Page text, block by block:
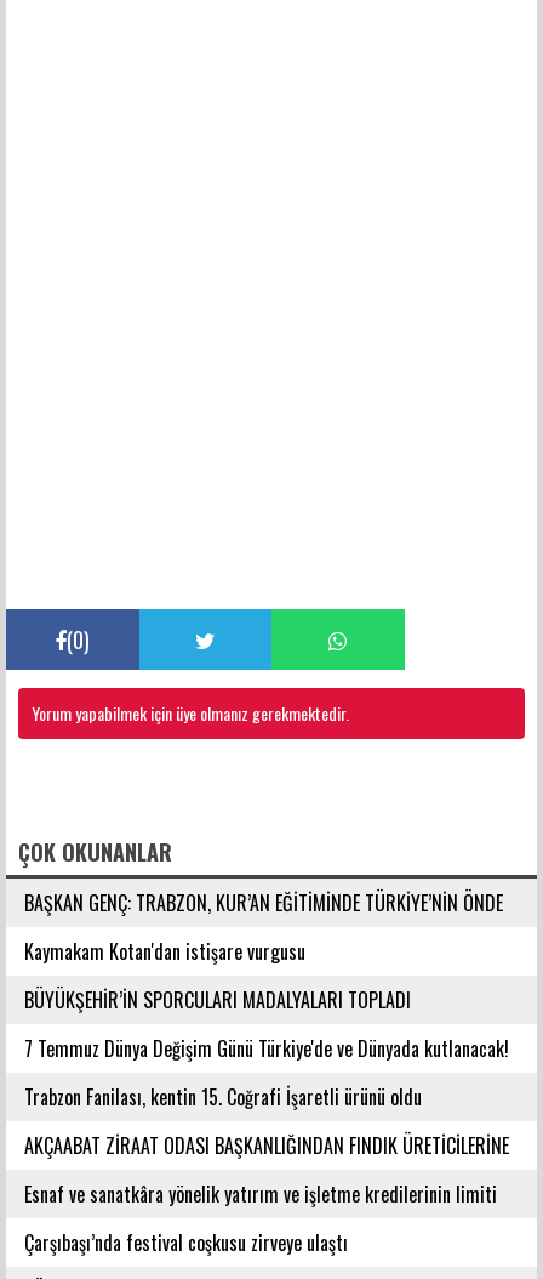
(0)
Yorum yapabilmek için üye olmanız gerekmektedir.
ÇOK OKUNANLAR
BAŞKAN GENÇ: TRABZON, KUR’AN EĞİTİMİNDE TÜRKİYE’NİN ÖNDE
GELEN ŞEHİRLERİNDENDİR
Kaymakam Kotan'dan istişare vurgusu
BÜYÜKŞEHİR’İN SPORCULARI MADALYALARI TOPLADI
7 Temmuz Dünya Değişim Günü Türkiye'de ve Dünyada kutlanacak!
Trabzon Fanilası, kentin 15. Coğrafi İşaretli ürünü oldu
AKÇAABAT ZİRAAT ODASI BAŞKANLIĞINDAN FINDIK ÜRETİCİLERİNE
AĞUSTOS AYI İÇİN UYARI!
Esnaf ve sanatkâra yönelik yatırım ve işletme kredilerinin limiti
artırıldı
Çarşıbaşı’nda festival coşkusu zirveye ulaştı